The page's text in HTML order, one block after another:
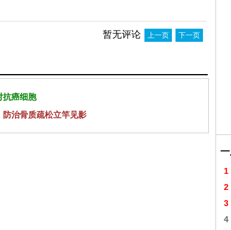
暂无评论 上一页 下一页
抗癌细胞
治骨质疏松立竿见影
1
2
3
4